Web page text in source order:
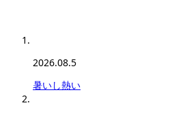
2026.08.5
暑いし熱い